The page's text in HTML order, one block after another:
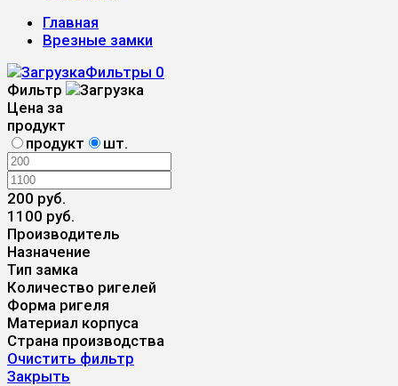
Главная
Врезные замки
Фильтры 0
Фильтр
Цена за
продукт
продукт
шт.
200 руб.
1100 руб.
Производитель
Назначение
Тип замка
Количество ригелей
Форма ригеля
Материал корпуса
Страна производства
Очистить фильтр
Закрыть